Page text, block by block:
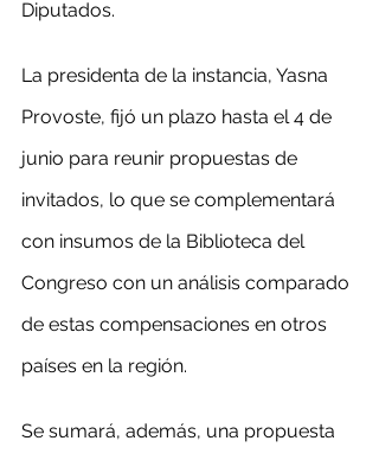
Diputados.
La presidenta de la instancia, Yasna
Provoste, fijó un plazo hasta el 4 de
junio para reunir propuestas de
invitados, lo que se complementará
con insumos de la Biblioteca del
Congreso con un análisis comparado
de estas compensaciones en otros
países en la región.
Se sumará, además, una propuesta